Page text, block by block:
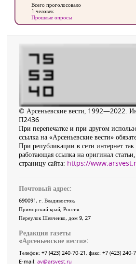
Всего проголосовало
1 человек
Прошлые опросы
© Арсеньевские вести, 1992—2022.
П2436
При перепечатке и при другом
ссылка на «Арсеньевские вести»
При републикации в сети интернет так
работающая ссылка на оригинал
страницу сайта: https://
Почтовый адрес:
690091, г. Владивосток,
Приморский край, Россия
Переулок Шевченко, дом 9, 27
Редакция газеты
«Арсеньевские вести»:
Телефон: +7 (423) 240-70-21, факс: +7 (423) 240-
E-mail: av@arsvest.ru